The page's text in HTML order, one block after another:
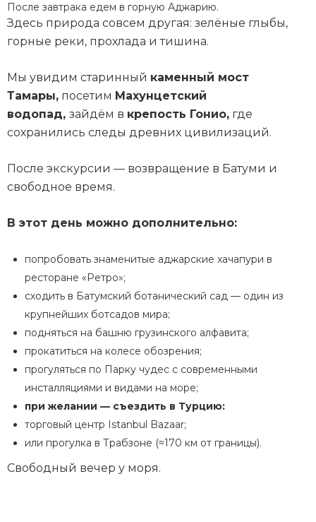
После завтрака едем в горную Аджарию.
Здесь природа совсем другая: зелёные глыбы,
горные реки, прохлада и тишина.
Мы увидим старинный каменный мост
Тамары, посетим Махунцетский
водопад, зайдём в крепость Гонио, где
сохранились следы древних цивилизаций.
После экскурсии — возвращение в Батуми и
свободное время.
В этот день можно дополнительно:
попробовать знаменитые аджарские хачапури в
ресторане «Ретро»;
сходить в Батумский ботанический сад — один из
крупнейших ботсадов мира;
подняться на башню грузинского алфавита;
прокатиться на колесе обозрения;
прогуляться по Парку чудес с современными
инсталляциями и видами на море;
при желании — съездить в Турцию:
торговый центр Istanbul Bazaar;
или прогулка в Трабзоне (≈170 км от границы).
Свободный вечер у моря.